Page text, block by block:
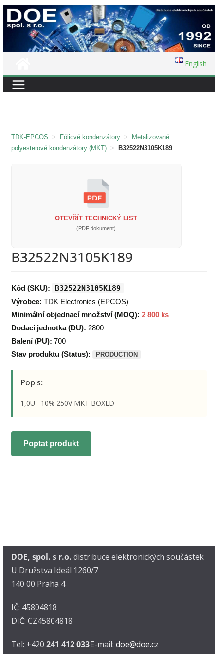
Přeskočit
na
English
TDK-EPCOS > Fóliové kondenzátory >
Metalizované
polyesterové kondenzátory (MKT) > B32522N3105K189
OTEVŘÍT TECHNICKÝ LIST
(PDF dokument)
B32522N3105K189
Kód (SKU): B32522N3105K189
Výrobce: TDK Electronics (EPCOS)
Minimální objednací množství (MOQ): 2 800 ks
Dodací jednotka (DU): 2800
Balení (PU): 700
Stav produktu (Status):
PRODUCTION
Popis:
1,0UF 10% 250V MKT BOXED
Poptat produkt
DOE, spol. s r.o. distribuce elektronických součástek
U Družstva Ideál 1260/7
140 00 Praha 4
IČ: 45804818
DIČ: CZ45804818
Tel: +420 241 412 033E-mail: doe@doe.cz